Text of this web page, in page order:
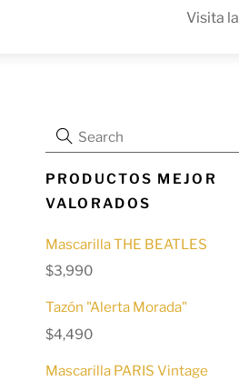
Visita la
PRODUCTOS MEJOR
VALORADOS
Mascarilla THE BEATLES
$3,990
Tazón "Alerta Morada"
$4,490
Mascarilla PARIS Vintage